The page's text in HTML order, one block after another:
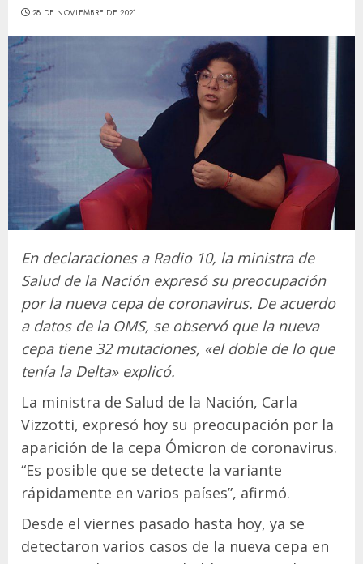
28 DE NOVIEMBRE DE 2021
En declaraciones a Radio 10, la ministra de
Salud de la Nación expresó su preocupación
por la nueva cepa de coronavirus. De acuerdo
a datos de la OMS, se observó que la nueva
cepa tiene 32 mutaciones, «el doble de lo que
tenía la Delta» explicó.
La ministra de Salud de la Nación, Carla
Vizzotti, expresó hoy su preocupación por la
aparición de la cepa Ómicron de coronavirus.
“Es posible que se detecte la variante
rápidamente en varios países”, afirmó.
Desde el viernes pasado hasta hoy, ya se
detectaron varios casos de la nueva cepa en